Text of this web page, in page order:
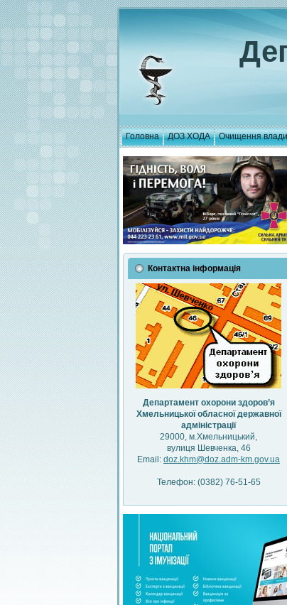
Головна ДОЗ ХОДА Очищення влади
Контактна інформація
Департамент охорони здоров’я
Хмельницької обласної державної
адміністрації
29000, м.Хмельницький,
вулиця Шевченка, 46
Email: doz.khm@doz.adm-km.gov.ua
Телефон: (0382) 76-51-65